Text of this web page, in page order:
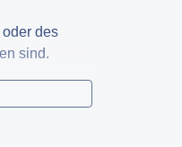
des
sind.